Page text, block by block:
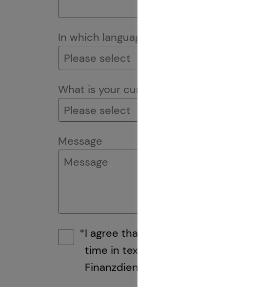
In which language would you like to be
What is your current occupation?
Message
I agree that tecis may contact me
time in text form (e.g., letter, fax,
Finanzdienstleistungen AG, Alter